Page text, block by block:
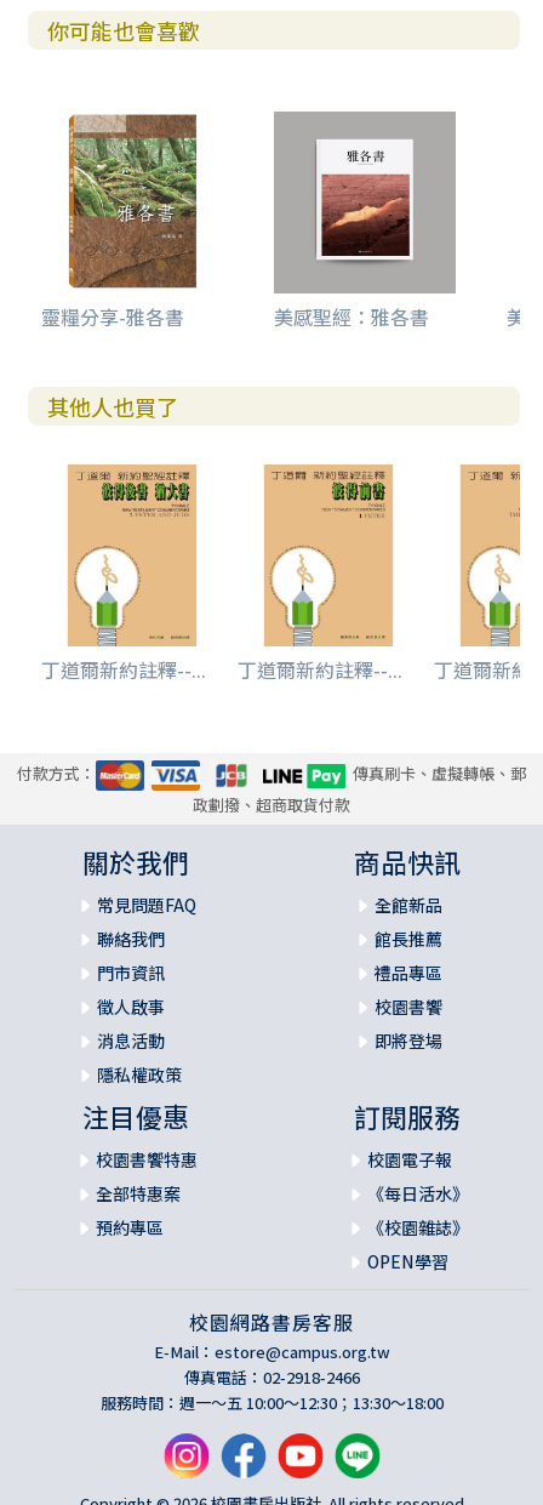
你可能也會喜歡
靈糧分享-雅各書 美感聖經：雅各書 美
其他人也買了
丁道爾新約註釋--... 丁道爾新約註釋--... 丁道爾新約
付款方式：
傳真刷卡、虛擬轉帳、郵
政劃撥、超商取貨付款
關於我們
常見問題FAQ
聯絡我們
門市資訊
徵人啟事
消息活動
隱私權政策
商品快訊
全館新品
館長推薦
禮品專區
校園書饗
即將登場
注目優惠
校園書饗特惠
全部特惠案
預約專區
訂閱服務
校園電子報
《每日活水》
《校園雜誌》
OPEN學習
校園網路書房客服
E-Mail： estore@campus.org.tw
傳真電話：02-2918-2466
服務時間：週一～五 10:00～12:30；13:30～18:00